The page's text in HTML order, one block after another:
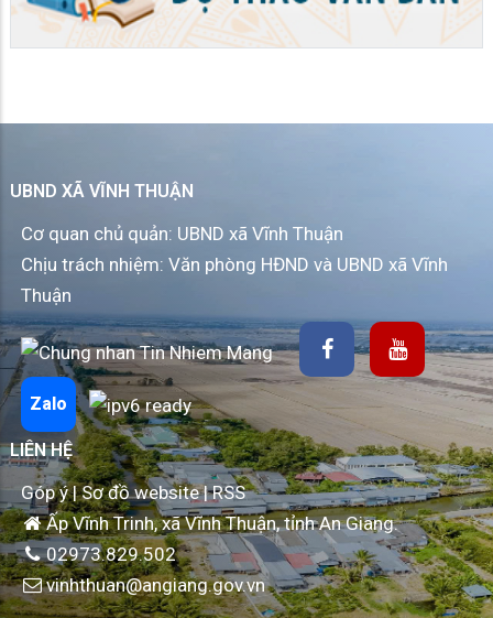
UBND XÃ VĨNH THUẬN
Cơ quan chủ quản: UBND xã Vĩnh Thuận
Chịu trách nhiệm: Văn phòng HĐND và UBND xã Vĩnh
Thuận
Zalo
LIÊN HỆ
Góp ý|Sơ đồ website|RSS
Ấp Vĩnh Trinh, xã Vĩnh Thuận, tỉnh An Giang.
02973.829.502
vinhthuan@angiang.gov.vn